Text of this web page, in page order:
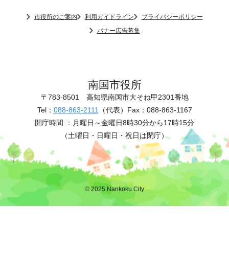
市役所のご案内 利用ガイドライン
プライバシーポリシー
バナー広告募集
南国市役所
〒783-8501 高知県南国市大そね甲2301番地
Tel： 088-863-2111 （代表） Fax：088-863-1167
開庁時間 ： 月曜日～金曜日8時30分から17時15分
（土曜日・日曜日・祝日は閉庁）
© 2025 Nankoku City